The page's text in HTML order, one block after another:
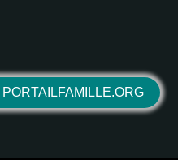
PORTAILFAMILLE.ORG